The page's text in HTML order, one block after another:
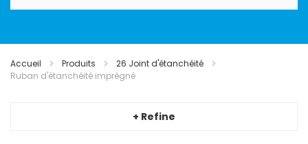
contenu
Accueil Produits
26 Joint d'étanchéité
Ruban d'étanchéité imprégné
+ Refine